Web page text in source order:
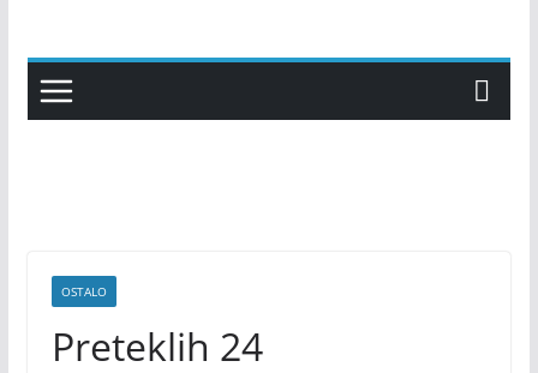
content
OSTALO
Preteklih 24